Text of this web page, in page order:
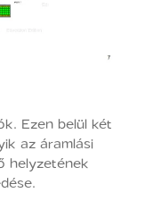
Ezen belül két
az áramlási
helyzetének